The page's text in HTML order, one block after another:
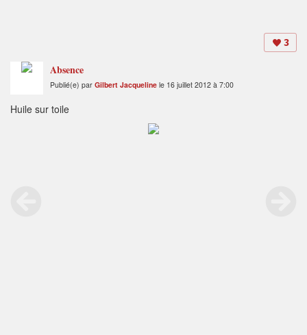
3
Absence
Publié(e) par Gilbert Jacqueline le 16 juillet 2012 à 7:00
Huile sur toile